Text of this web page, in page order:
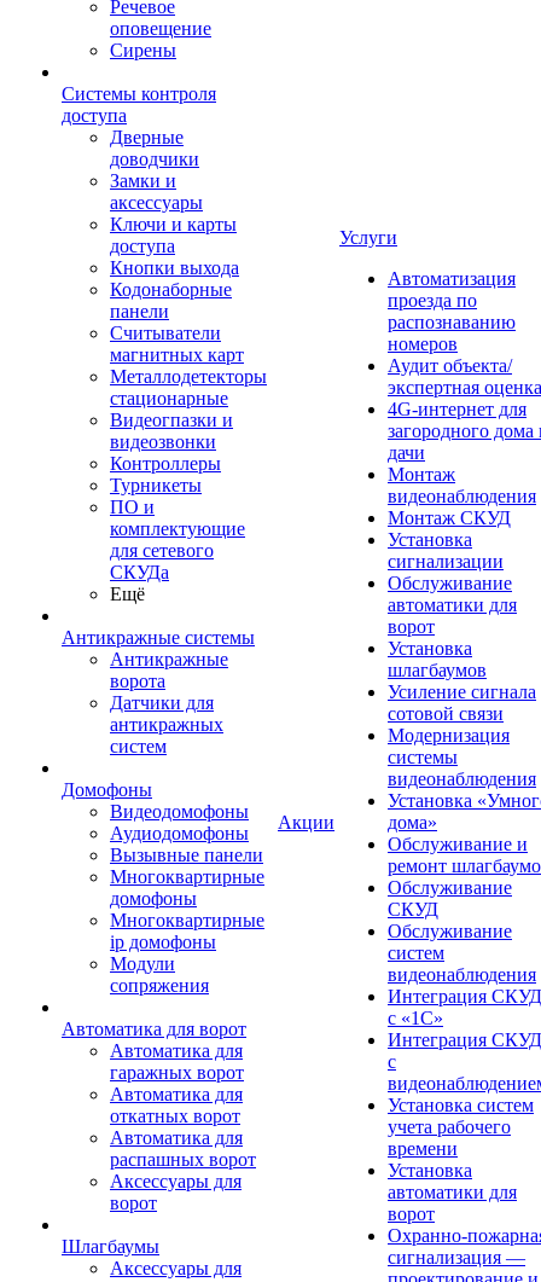
Речевое
оповещение
Сирены
Системы контроля
доступа
Дверные
доводчики
Замки и
аксессуары
Ключи и карты
доступа
Кнопки выхода
Кодонаборные
панели
Считыватели
магнитных карт
Металлодетекторы
стационарные
Видеогпазки и
видеозвонки
Контроллеры
Турникеты
ПО и
комплектующие
для сетевого
СКУДа
Ещё
Антикражные системы
Антикражные
ворота
Датчики для
антикражных
систем
Домофоны
Видеодомофоны
Аудиодомофоны
Вызывные панели
Многоквартирные
домофоны
Многоквартирные
ip домофоны
Модули
сопряжения
Автоматика для ворот
Автоматика для
гаражных ворот
Автоматика для
откатных ворот
Автоматика для
распашных ворот
Аксессуары для
ворот
Шлагбаумы
Аксессуары для
Акции
Услуги
Автоматизация
проезда по
распознаванию
номеров
Аудит объекта/
экспертная оценка
4G-интернет для
загородного дома
дачи
Монтаж
видеонаблюдения
Монтаж СКУД
Установка
сигнализации
Обслуживание
автоматики для
ворот
Установка
шлагбаумов
Усиление сигнала
сотовой связи
Модернизация
системы
видеонаблюдения
Установка
дома»
Обслуживание и
ремонт
Обслуживание
СКУД
Обслуживание
систем
видеонаблюдения
Интеграция СКУД
с «1С»
Интеграция СКУД
с
Установка систем
учета рабочего
времени
Установка
автоматики для
ворот
Охранно-
сигнализация —